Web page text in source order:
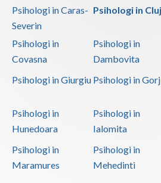
Psihologi in Caras-
Severin
Psihologi in Cluj
Psihologi in
Covasna
Psihologi in
Dambovita
Psihologi in Giurgiu Psihologi in Gorj
Psihologi in
Hunedoara
Psihologi in
Ialomita
Psihologi in
Maramures
Psihologi in
Mehedinti